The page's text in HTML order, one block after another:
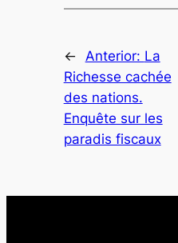
← Anterior: La
Richesse cachée
des nations.
Enquête sur les
paradis fiscaux